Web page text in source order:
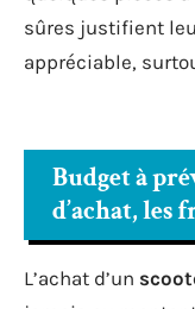
sûres justifient
appréciable,
Budget à
d’achat, les
L’achat d’un